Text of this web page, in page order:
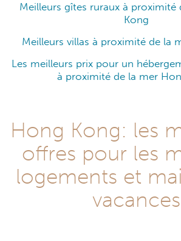
Meilleurs gîtes ruraux à proximité
Kong
Meilleurs villas à proximité de la
Les meilleurs prix pour un
à proximité de la mer
Hong Kong: les
offres pour les
logements et
vacances